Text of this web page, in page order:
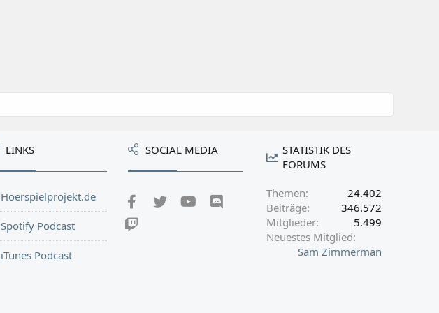
LINKS
Hoerspielprojekt.de
Spotify Podcast
iTunes Podcast
SOCIAL MEDIA
FacebookTwitter youtube
STATISTIK DES
FORUMS
Themen
24.402
Beiträge
346.572
Mitglieder
5.499
Neuestes Mitglied
Sam Zimmerman